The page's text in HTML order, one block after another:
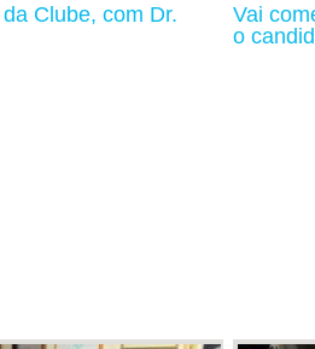
Clube, com Dr.
Vai
o